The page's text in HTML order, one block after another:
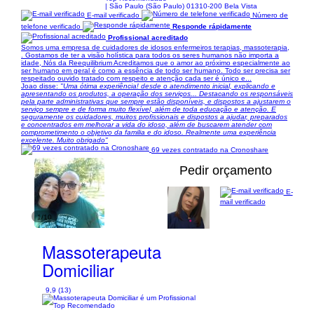
| São Paulo (São Paulo) 01310-200 Bela Vista
E-mail verificado
Número de
telefone verificado
Responde rápidamente
Profissional acreditado
Somos uma empresa de cuidadores de idosos enfermeiros terapias, massoterapia,
. Gostamos de ter a visão holística para todos os seres humanos não importa a
idade, Nós da Reequilibrium Acreditamos que o amor ao próximo especialmente ao
ser humano em geral é como a essência de todo ser humano. Todo ser precisa ser
respeitado ouvido tratado com respeito e atenção cada ser é único e...
Joao disse: "Uma ótima experiência! desde o atendimento inicial, explicando e
apresentando os produtos, a operação dos serviços... Destacando os responsáveis
pela parte administrativas que sempre estão disponíveis, e dispostos a ajustarem o
serviço sempre e de forma muito flexível, além de toda educação e atenção. E
seguramente os cuidadores, muitos profissionais e dispostos a ajudar, preparados
e concentrados em melhorar a vida do idoso, além de buscarem atender com
comprometimento o objetivo da familia e do idoso. Realmente uma experiência
excelente. Muito obrigado"
69 vezes contratado na Cronoshare
1/10
Pedir orçamento
Massoterapeuta
Domiciliar
9,9 (13)
E-
mail verificado